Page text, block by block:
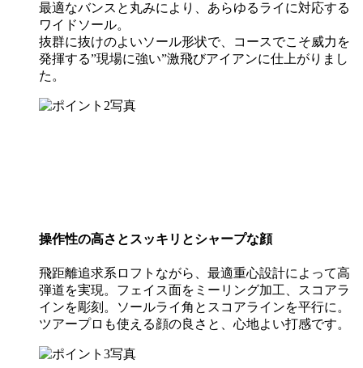
最適なバンスと丸みにより、あらゆるライに対応する
ワイドソール。
抜群に抜けのよいソール形状で、コースでこそ威力を
発揮する”現場に強い”激飛びアイアンに仕上がりまし
た。
操作性の高さとスッキリとシャープな顔
飛距離追求系ロフトながら、最適重心設計によって高
弾道を実現。フェイス面をミーリング加工、スコアラ
インを彫刻。ソールライ角とスコアラインを平行に。
ツアープロも使える顔の良さと、心地よい打感です。